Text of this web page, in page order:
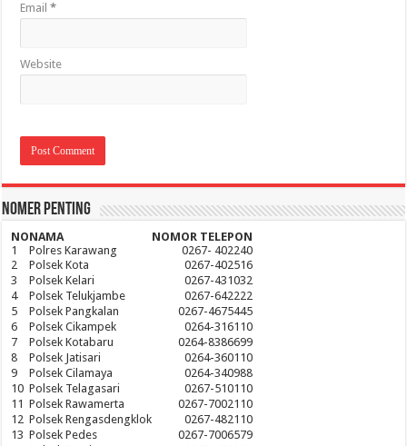
Email*
Website
Nomer Penting
NONAMA
NOMOR TELEPON
1
Polres Karawang
0267- 402240
2
Polsek Kota
0267-402516
3
Polsek Kelari
0267-431032
4
Polsek Telukjambe
0267-642222
5
Polsek Pangkalan
0267-4675445
6
Polsek Cikampek
0264-316110
7
Polsek Kotabaru
0264-8386699
8
Polsek Jatisari
0264-360110
9
Polsek Cilamaya
0264-340988
10 Polsek Telagasari
0267-510110
11 Polsek Rawamerta
0267-7002110
12 Polsek Rengasdengklok
0267-482110
13 Polsek Pedes
0267-7006579